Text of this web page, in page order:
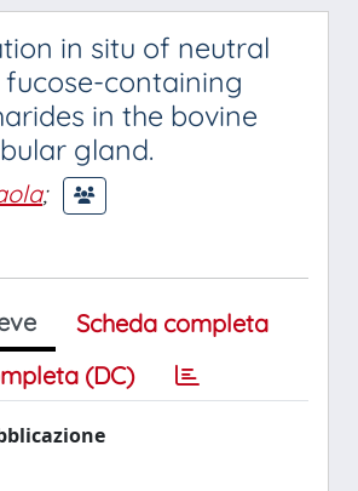
in situ of neutral
containing
in the bovine
gland.
;
Scheda completa
(DC)